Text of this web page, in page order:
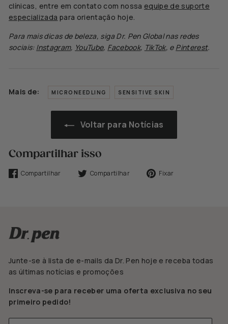
clínicas, entre em contato com nossa equipe de suporte
especializada para orientação hoje.
Para mais dicas de beleza, sigaDr. Pen Global nas redes
sociais: Instagram, YouTube, Facebook, TikTok, e Pinterest.
Mais de: MICRONEEDLING SENSITIVE SKIN
Voltar para Notícias
Compartilhar isso
Compartilhar
Compartilhar
Compartilhar
TweetarFixar
Junte-se à lista de e-mails da Dr. Pen hoje e receba todas
as últimas notícias e promoções
Inscreva-se para receber uma oferta exclusiva no seu
primeiro pedido!